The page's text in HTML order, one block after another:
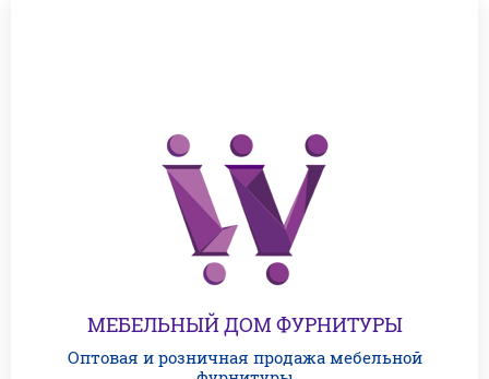
МЕБЕЛЬНЫЙ ДОМ ФУРНИТУРЫ
Оптовая и розничная продажа мебельной